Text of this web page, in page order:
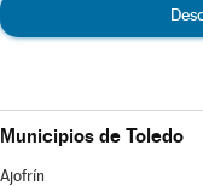
Municipios de Toledo
Ajofrín